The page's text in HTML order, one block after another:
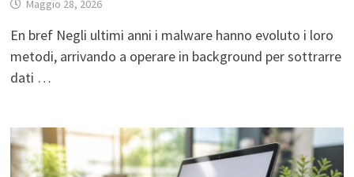
Maggio 28, 2026
En bref Negli ultimi anni i malware hanno evoluto i loro
metodi, arrivando a operare in background per sottrarre
dati …